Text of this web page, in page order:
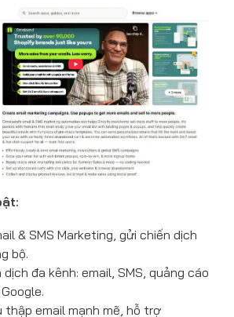
& SMS Marketing, gửi chiến dịch
bộ.
đa kênh: email, SMS, quảng cáo
thập email mạnh mẽ, hỗ trợ